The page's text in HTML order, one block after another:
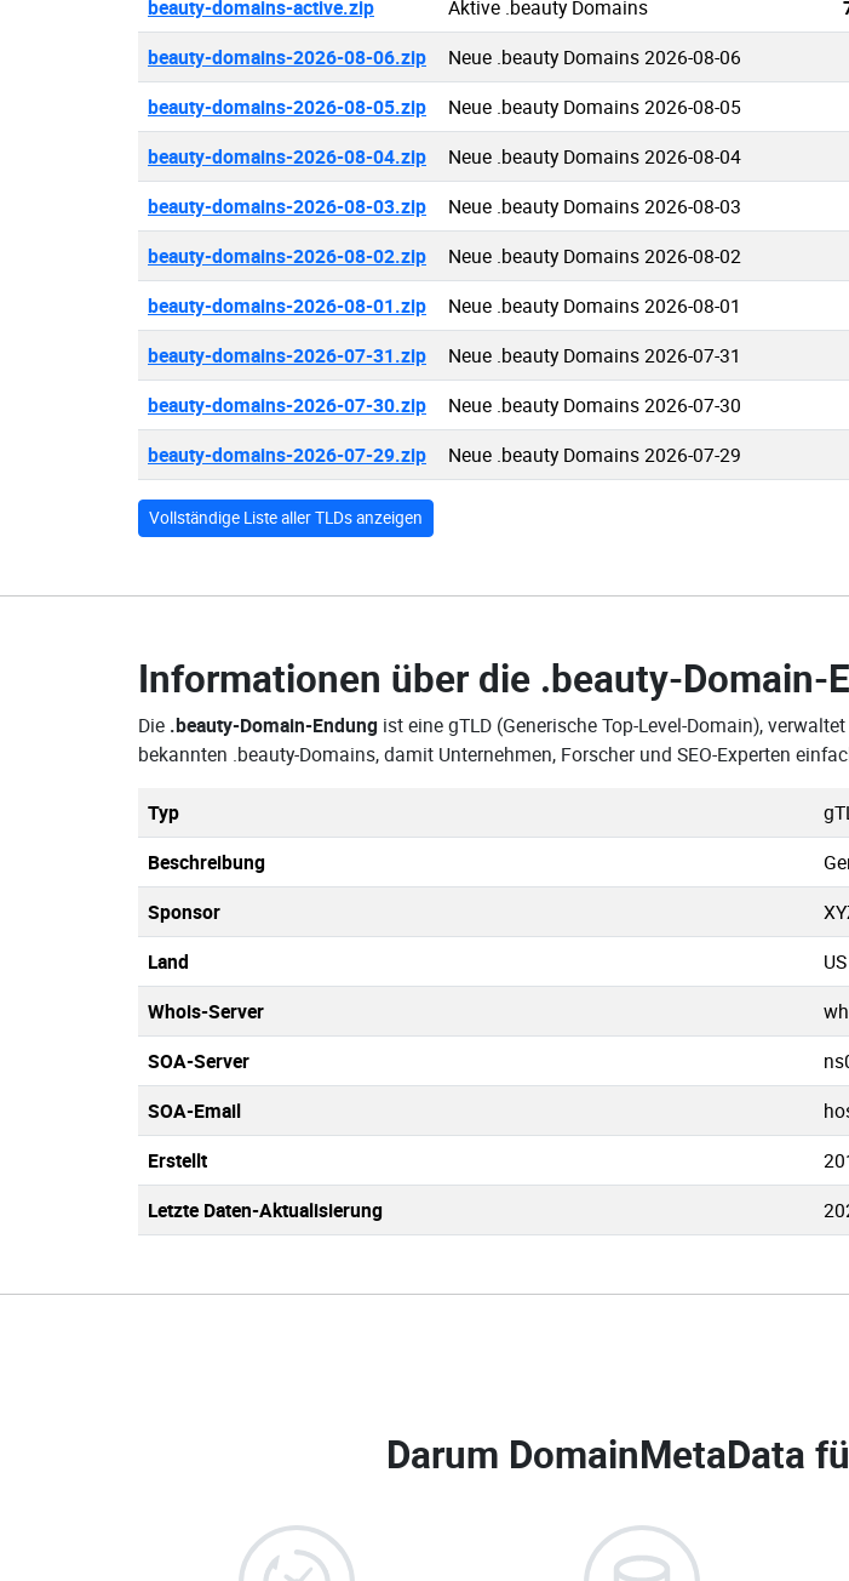
beauty-domains-active.zip Aktive .beauty Domains
beauty-domains-2026-08-06.zip Neue .beauty Domains 2026-08-06
beauty-domains-2026-08-05.zip Neue .beauty Domains 2026-08-05
beauty-domains-2026-08-04.zip Neue .beauty Domains 2026-08-04
beauty-domains-2026-08-03.zip Neue .beauty Domains 2026-08-03
beauty-domains-2026-08-02.zip Neue .beauty Domains 2026-08-02
beauty-domains-2026-08-01.zip Neue .beauty Domains 2026-08-01
beauty-domains-2026-07-31.zip Neue .beauty Domains 2026-07-31
beauty-domains-2026-07-30.zip Neue .beauty Domains 2026-07-30
beauty-domains-2026-07-29.zip Neue .beauty Domains 2026-07-29
Vollständige Liste aller TLDs anzeigen
Informationen über die .beauty-Domain-
Die .beauty-Domain-Endung ist eine gTLD (Generische Top-Level-Domain),
bekannten .beauty-Domains, damit Unternehmen, Forscher und SEO-Experten
Typ
Beschreibung
Sponsor
Land
US
Whois-Server
SOA-Server
SOA-Email
Erstellt
Letzte Daten-Aktualisierung
Darum DomainMetaData